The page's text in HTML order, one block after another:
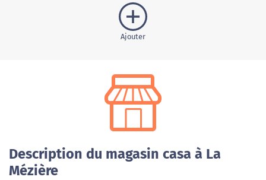
Ajouter
Description du magasin casa à La
Mézière